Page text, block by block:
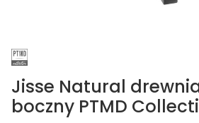
Jisse Natural
boczny PTMD